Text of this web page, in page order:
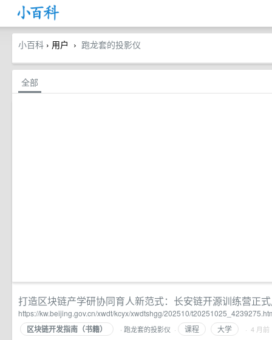
小百科 › 用户 › 跑龙套的投影仪
全部
打造区块链产学研协同育人新范式：长安链开源训练营正
https://kw.beijing.gov.cn/xwdt/kcyx/xwdtshgg/202510/
区块链开发指南（书籍） · 跑龙套的投影仪 · 课程 大学 · 4 月前